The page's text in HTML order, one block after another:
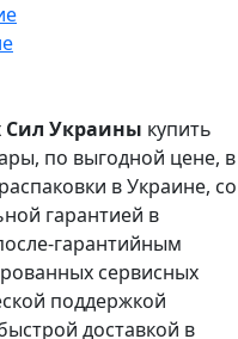
Сил Украины купить
по выгодной цене, в
в Украине, со
гарантией в
гарантийным
сервисных
поддержкой
доставкой в